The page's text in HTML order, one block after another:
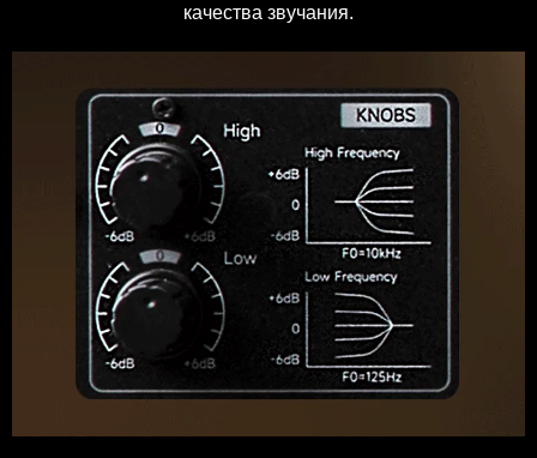
качества звучания.